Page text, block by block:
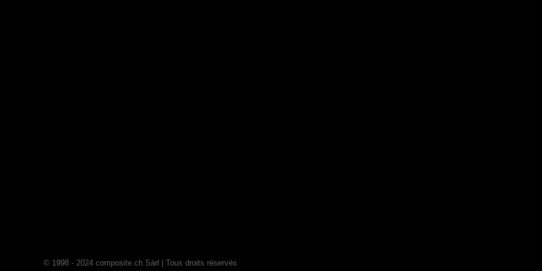
© 1998 - 2024 composite.ch Sàrl | Tous droits réservés